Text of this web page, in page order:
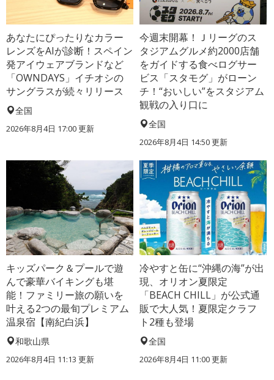
あなたにぴったりなカラー
レンズをAIが診断！スペイン
発アイウェアブランドなど
「OWNDAYS」イチオシの
サングラスが続々リリース
全国
2026年8月4日 17:00更新
今週末開幕！Ｊリーグのス
タジアムグルメ約2000店舗
をガイドする食べログサー
ビス「スタモグ」がローン
チ！“おいしい”をスタジアム
観戦の入り口に
全国
2026年8月4日 14:50更新
キッズパーク＆プールで遊
んで豪華バイキングも堪
能！ファミリー旅の願いを
叶える2つの最旬プレミアム
温泉宿【南紀白浜】
和歌山県
2026年8月4日 11:13 更新
冷やすと缶に“沖縄の海”が出
現、オリオン夏限定
「BEACH CHILL」が公式通
販で大人気！夏限定クラフ
ト2種も登場
全国
2026年8月4日 11:00更新